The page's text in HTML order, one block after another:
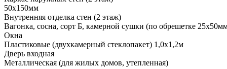
50х150мм
Внутренняя отделка стен (2 этаж)
Вагонка, сосна, сорт Б, камерной сушки (по обрешетке
Окна
Пластиковые (двухкамерный стеклопакет) 1,0х1,2м
Дверь входная
Металлическая (для жилых домов, утепленная)